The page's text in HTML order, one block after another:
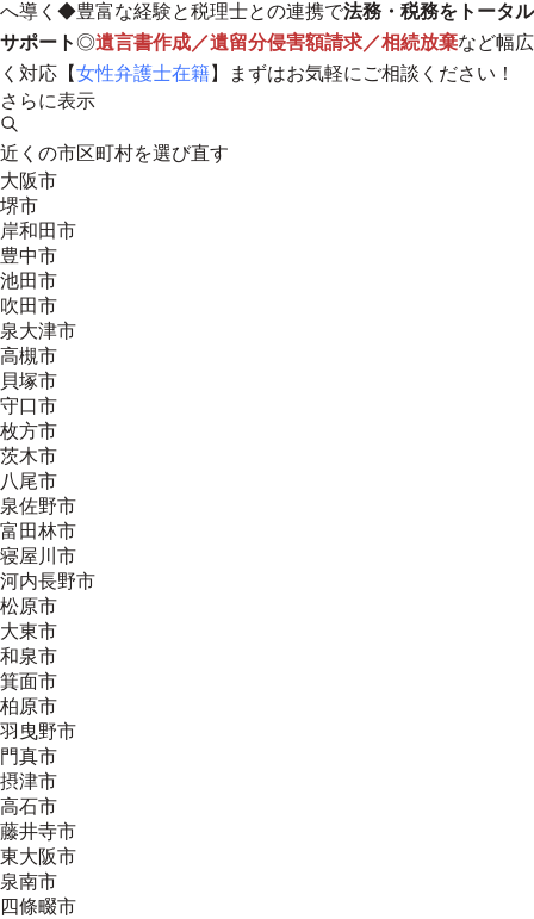
へ導く◆豊富な経験と税理士との連携で法務・税務をトータル
サポート◎遺言書作成／遺留分侵害額請求／相続放棄など幅広
く対応【女性弁護士在籍】まずはお気軽にご相談ください！
さらに表示
近くの市区町村を選び直す
大阪市
堺市
岸和田市
豊中市
池田市
吹田市
泉大津市
高槻市
貝塚市
守口市
枚方市
茨木市
八尾市
泉佐野市
富田林市
寝屋川市
河内長野市
松原市
大東市
和泉市
箕面市
柏原市
羽曳野市
門真市
摂津市
高石市
藤井寺市
東大阪市
泉南市
四條畷市